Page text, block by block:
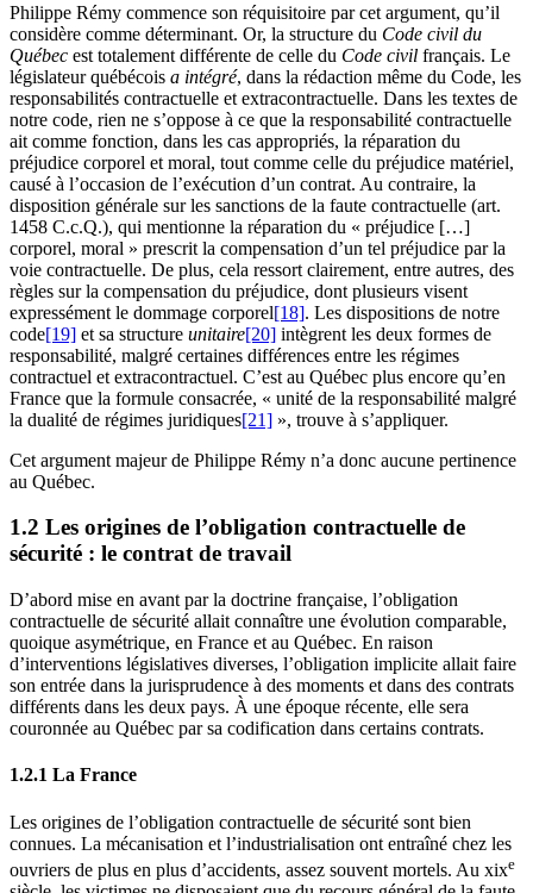
Philippe Rémy commence son réquisitoire par cet argument, qu’il
considère comme déterminant. Or, la structure du Code civil du
Québec est totalement différente de celle du Code civil français. Le
législateur québécois a intégré, dans la rédaction même du Code, les
responsabilités contractuelle et extracontractuelle. Dans les textes de
notre code, rien ne s’oppose à ce que la responsabilité contractuelle
ait comme fonction, dans les cas appropriés, la réparation du
préjudice corporel et moral, tout comme celle du préjudice matériel,
causé à l’occasion de l’exécution d’un contrat. Au contraire, la
disposition générale sur les sanctions de la faute contractuelle (art.
1458 C.c.Q.), qui mentionne la réparation du « préjudice […]
corporel, moral » prescrit la compensation d’un tel préjudice par la
voie contractuelle. De plus, cela ressort clairement, entre autres, des
règles sur la compensation du préjudice, dont plusieurs visent
expressément le dommage corporel[18]. Les dispositions de notre
code[19] et sa structure unitaire[20] intègrent les deux formes de
responsabilité, malgré certaines différences entre les régimes
contractuel et extracontractuel. C’est au Québec plus encore qu’en
France que la formule consacrée, « unité de la responsabilité malgré
la dualité de régimes juridiques[21] », trouve à s’appliquer.
Cet argument majeur de Philippe Rémy n’a donc aucune pertinence
au Québec.
1.2 Les origines de l’obligation contractuelle de
sécurité : le contrat de travail
D’abord mise en avant par la doctrine française, l’obligation
contractuelle de sécurité allait connaître une évolution comparable,
quoique asymétrique, en France et au Québec. En raison
d’interventions législatives diverses, l’obligation implicite allait faire
son entrée dans la jurisprudence à des moments et dans des contrats
différents dans les deux pays. À une époque récente, elle sera
couronnée au Québec par sa codification dans certains contrats.
1.2.1 La France
Les origines de l’obligation contractuelle de sécurité sont bien
connues. La mécanisation et l’industrialisation ont entraîné chez les
ouvriers de plus en plus d’accidents, assez souvent mortels. Au xixe